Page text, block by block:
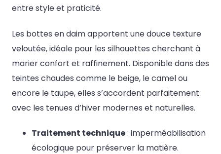
entre style et praticité.
Les bottes en daim apportent une douce texture
veloutée, idéale pour les silhouettes cherchant à
marier confort et raffinement. Disponible dans des
teintes chaudes comme le beige, le camel ou
encore le taupe, elles s’accordent parfaitement
avec les tenues d’hiver modernes et naturelles.
Traitement technique: imperméabilisation
écologique pour préserver la matière.